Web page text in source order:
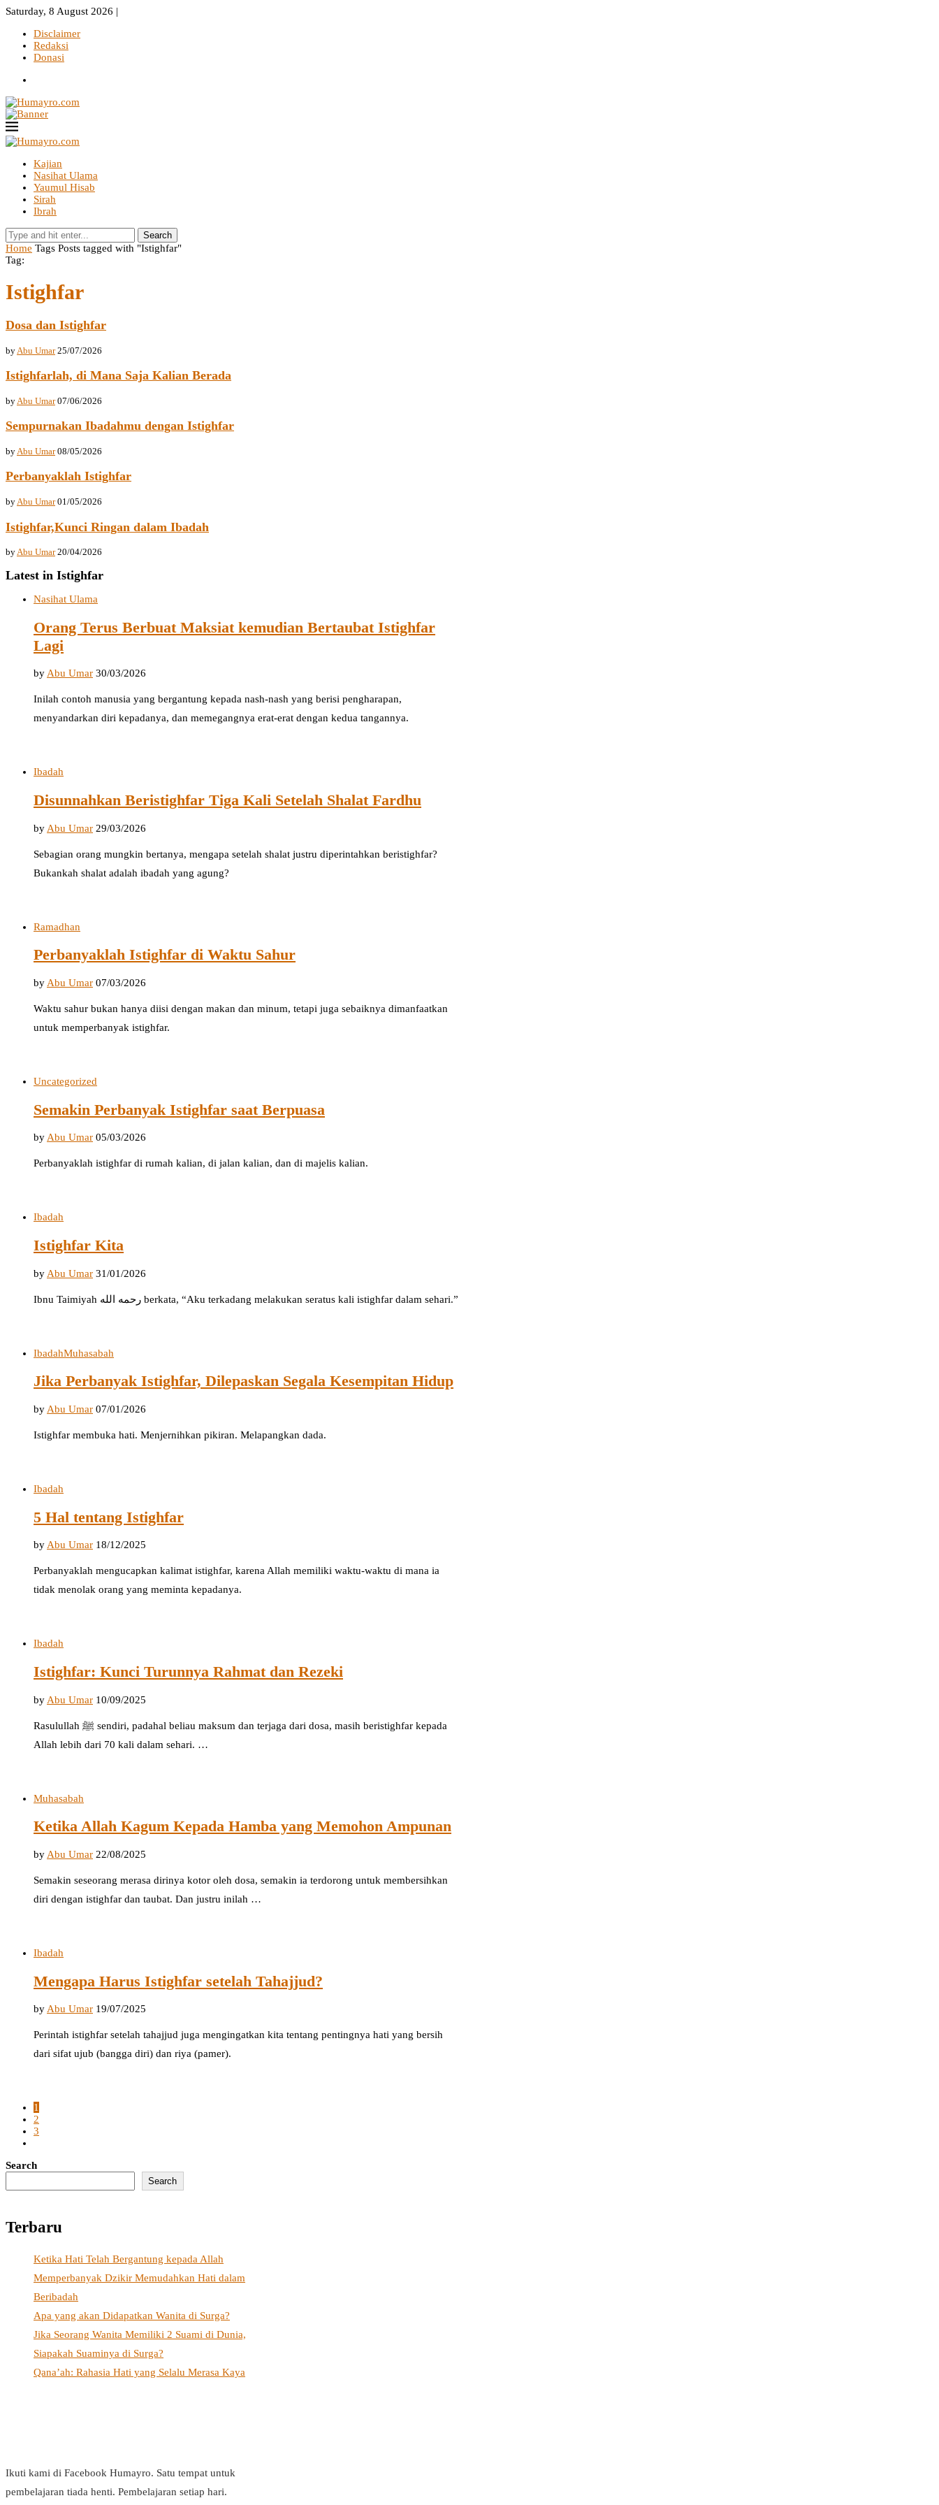
Saturday, 8 August 2026 |
Disclaimer
Redaksi
Donasi
Kajian
Nasihat Ulama
Yaumul Hisab
Sirah
Ibrah
Search
Home Tags Posts tagged with "Istighfar"
Tag:
Istighfar
Dosa dan Istighfar
by Abu Umar 25/07/2026
Istighfarlah, di Mana Saja Kalian Berada
by Abu Umar 07/06/2026
Sempurnakan Ibadahmu dengan Istighfar
by Abu Umar 08/05/2026
Perbanyaklah Istighfar
byAbu Umar 01/05/2026
Istighfar,Kunci Ringan dalam Ibadah
byAbu Umar 20/04/2026
Latest in Istighfar
Nasihat Ulama
Orang Terus Berbuat Maksiat kemudian Bertaubat Istighfar
Lagi
byAbu Umar 30/03/2026
Inilah contoh manusia yang bergantung kepada nash-nash yang berisi pengharapan,
menyandarkan diri kepadanya, dan memegangnya erat-erat dengan kedua tangannya.
Ibadah
Disunnahkan Beristighfar Tiga Kali Setelah Shalat Fardhu
by Abu Umar 29/03/2026
Sebagian orang mungkin bertanya, mengapa setelah shalat justru diperintahkan beristighfar?
Bukankah shalat adalah ibadah yang agung?
Ramadhan
Perbanyaklah Istighfar di Waktu Sahur
by Abu Umar 07/03/2026
Waktu sahur bukan hanya diisi dengan makan dan minum, tetapi juga sebaiknya dimanfaatkan
untuk memperbanyak istighfar.
Uncategorized
Semakin Perbanyak Istighfar saat Berpuasa
byAbu Umar 05/03/2026
Perbanyaklah istighfar di rumah kalian, di jalan kalian, dan di majelis kalian.
Ibadah
Istighfar Kita
by Abu Umar 31/01/2026
Ibnu Taimiyah رحمه الله berkata, “Aku terkadang melakukan seratus kali istighfar dalam sehari.”
IbadahMuhasabah
Jika Perbanyak Istighfar, Dilepaskan Segala Kesempitan Hidup
by Abu Umar 07/01/2026
Istighfar membuka hati. Menjernihkan pikiran. Melapangkan dada.
Ibadah
5 Hal tentang Istighfar
byAbu Umar 18/12/2025
Perbanyaklah mengucapkan kalimat istighfar, karena Allah memiliki waktu-waktu di mana ia
tidak menolak orang yang meminta kepadanya.
Ibadah
Istighfar: Kunci Turunnya Rahmat dan Rezeki
by Abu Umar 10/09/2025
Rasulullah ﷺ sendiri, padahal beliau maksum dan terjaga dari dosa, masih beristighfar kepada
Allah lebih dari 70 kali dalam sehari. …
Muhasabah
Ketika Allah Kagum Kepada Hamba yang Memohon Ampunan
by Abu Umar 22/08/2025
Semakin seseorang merasa dirinya kotor oleh dosa, semakin ia terdorong untuk membersihkan
diri dengan istighfar dan taubat. Dan justru inilah …
Ibadah
Mengapa Harus Istighfar setelah Tahajjud?
byAbu Umar 19/07/2025
Perintah istighfar setelah tahajjud juga mengingatkan kita tentang pentingnya hati yang bersih
dari sifat ujub (bangga diri) dan riya (pamer).
1
2
3
Search
Search
Terbaru
Ketika Hati Telah Bergantung kepada Allah
Memperbanyak Dzikir Memudahkan Hati dalam
Beribadah
Apa yang akan Didapatkan Wanita di Surga?
Jika Seorang Wanita Memiliki 2 Suami di Dunia,
Siapakah Suaminya di Surga?
Qana’ah: Rahasia Hati yang Selalu Merasa Kaya
Ikuti kami di Facebook Humayro. Satu tempat untuk
pembelajaran tiada henti. Pembelajaran setiap hari.